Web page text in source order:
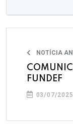
NOTÍCIA
FUNDEF
03/07/2025